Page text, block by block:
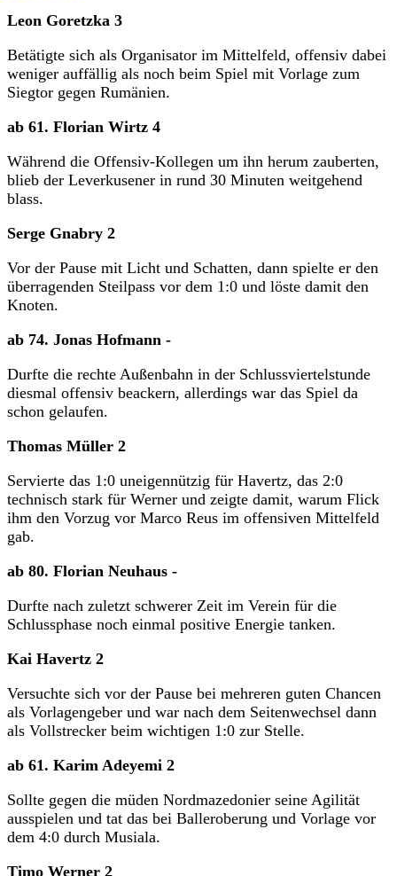
Leon Goretzka 3
Betätigte sich als Organisator im Mittelfeld, offensiv dabei
weniger auffällig als noch beim Spiel mit Vorlage zum
Siegtor gegen Rumänien.
ab 61. Florian Wirtz 4
Während die Offensiv-Kollegen um ihn herum zauberten,
blieb der Leverkusener in rund 30 Minuten weitgehend
blass.
Serge Gnabry 2
Vor der Pause mit Licht und Schatten, dann spielte er den
überragenden Steilpass vor dem 1:0 und löste damit den
Knoten.
ab 74. Jonas Hofmann -
Durfte die rechte Außenbahn in der Schlussviertelstunde
diesmal offensiv beackern, allerdings war das Spiel da
schon gelaufen.
Thomas Müller 2
Servierte das 1:0 uneigennützig für Havertz, das 2:0
technisch stark für Werner und zeigte damit, warum Flick
ihm den Vorzug vor Marco Reus im offensiven Mittelfeld
gab.
ab 80. Florian Neuhaus -
Durfte nach zuletzt schwerer Zeit im Verein für die
Schlussphase noch einmal positive Energie tanken.
Kai Havertz 2
Versuchte sich vor der Pause bei mehreren guten Chancen
als Vorlagengeber und war nach dem Seitenwechsel dann
als Vollstrecker beim wichtigen 1:0 zur Stelle.
ab 61. Karim Adeyemi 2
Sollte gegen die müden Nordmazedonier seine Agilität
ausspielen und tat das bei Balleroberung und Vorlage vor
dem 4:0 durch Musiala.
Timo Werner 2